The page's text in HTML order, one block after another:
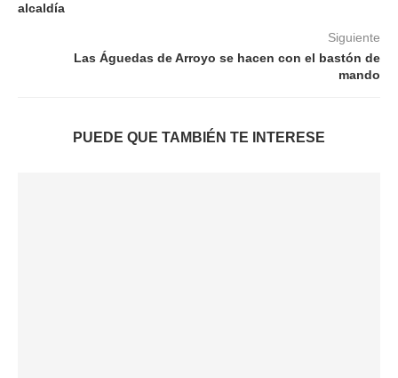
alcaldía
Siguiente
Las Águedas de Arroyo se hacen con el bastón de
mando
PUEDE QUE TAMBIÉN TE INTERESE